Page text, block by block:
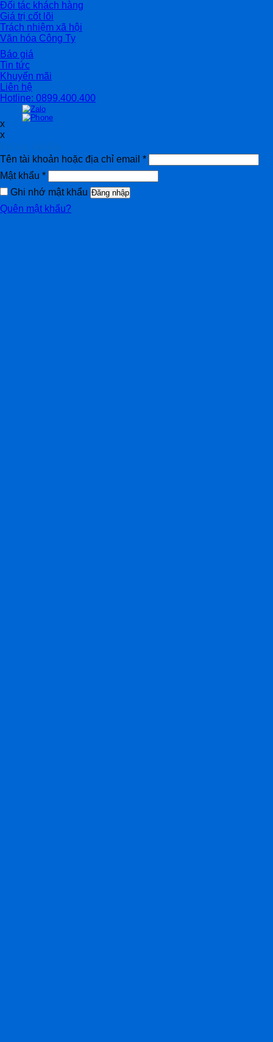
Đối tác khách hàng
Giá trị cốt lõi
Trách nhiệm xã hội
Văn hóa Công Ty
Báo giá
Tin tức
Khuyến mãi
Liên hệ
Hotline: 0899.400.400
x
x
Tên tài khoản hoặc địa chỉ email *
Mật khẩu *
Ghi nhớ mật khẩu Đăng nhập
Quên mật khẩu?